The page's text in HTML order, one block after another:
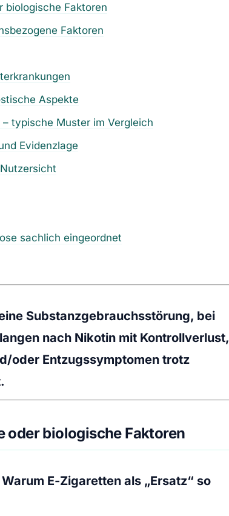
biologische Faktoren
Faktoren
Aspekte
typische Muster im Vergleich
Evidenzlage
sachlich eingeordnet
Substanzgebrauchsstörung, bei
nach Nikotin mit Kontrollverlust,
oder Entzugssymptomen trotz
oder biologische Faktoren
E‑Zigaretten als „Ersatz“ so